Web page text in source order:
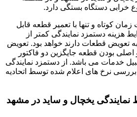
خرابی دستگاه بستگی دارد.
کوتاه و تنها با تعمیر قطعه قابل
هزینه دستمزد نمایندگی کمتر از
تعویض قطعات دارند خواهد بود. تعویض
بودن قطعه جایگزین دو فاکتور
خدمات می باشد. از دستمزد نمایندگی
بررسی نرخ های اعلام شده توسط اتحادیه
یخچال و ساید در مشهد